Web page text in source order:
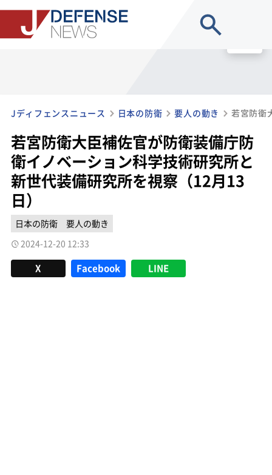
Jディフェンスニュース 日本の防衛 要人の動き
若宮防衛大臣補佐官が防衛装備庁防
衛イノベーション科学技術研究所と
新世代装備研究所を視察（12月13
日）
日本の防衛
要人の動き
2024-12-20 12:33
X Facebook LINE